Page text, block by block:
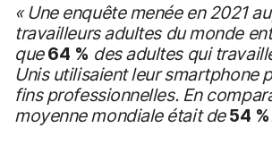
« Une enquête menée en 2021
travailleurs adultes du monde
que64 % des adultes qui
Unis utilisaient leur smartphone
fins professionnelles. En
moyenne mondiale était de54 %